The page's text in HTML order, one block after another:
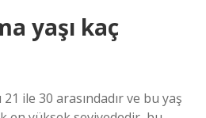
yaşı kaç
21 ile 30 arasındadır ve bu yaş